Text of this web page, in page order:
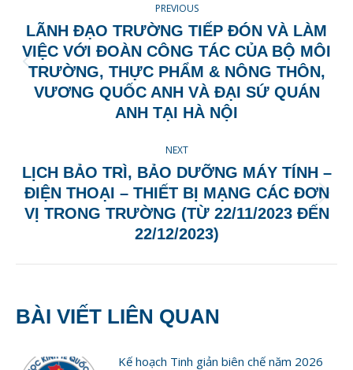
NAVIGATION
PREVIOUS
Previous
post:
LÃNH ĐẠO TRƯỜNG TIẾP ĐÓN VÀ LÀM
VIỆC VỚI ĐOÀN CÔNG TÁC CỦA BỘ MÔI
TRƯỜNG, THỰC PHẨM & NÔNG THÔN,
VƯƠNG QUỐC ANH VÀ ĐẠI SỨ QUÁN
ANH TẠI HÀ NỘI
NEXT
Next
post:
LỊCH BẢO TRÌ, BẢO DƯỠNG MÁY TÍNH –
ĐIỆN THOẠI – THIẾT BỊ MẠNG CÁC ĐƠN
VỊ TRONG TRƯỜNG (TỪ 22/11/2023 ĐẾN
22/12/2023)
BÀI VIẾT LIÊN QUAN
Kế hoạch Tinh giản biên chế năm 2026